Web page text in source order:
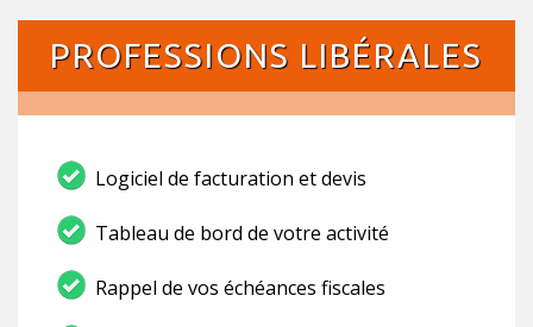
PROFESSIONS LIBÉRALES
Logiciel de facturation et devis
Tableau de bord de votre activité
Rappel de vos échéances fiscales